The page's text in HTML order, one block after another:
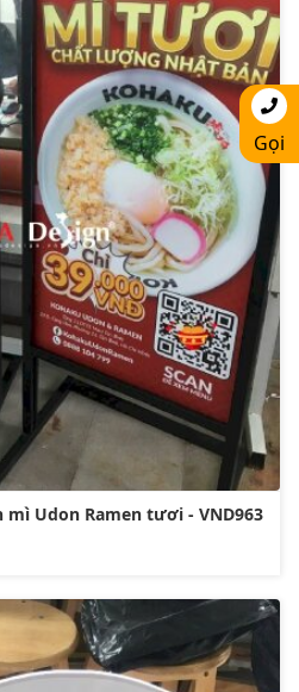
mì Udon Ramen tươi - VND963
Gọi